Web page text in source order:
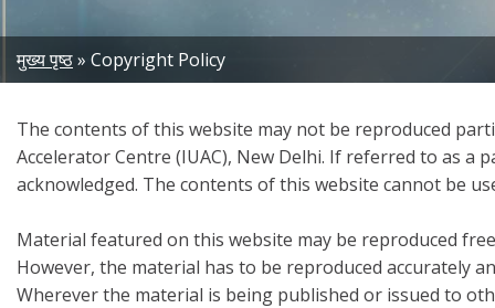
Breadcrumb
मुख्य पृष्ठ Copyright Policy
The contents of this website may not be reproduced
Accelerator Centre (IUAC), New Delhi. If referred to as
acknowledged. The contents of this website cannot be
Material featured on this website may be reproduced
However, the material has to be reproduced accurately
Wherever the material is being published or issued to